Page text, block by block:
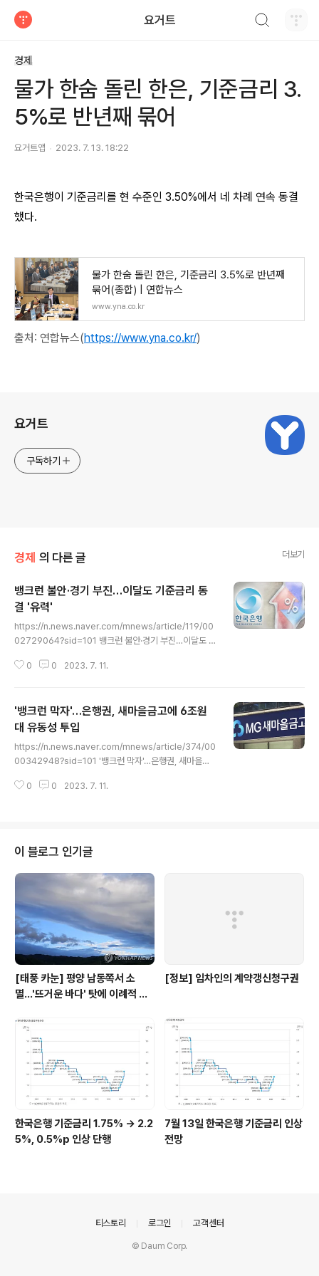
요거트
경제
물가 한숨 돌린 한은, 기준금리 3.
5%로 반년째 묶어
요거트앱 2023. 7. 13. 18:22
한국은행이 기준금리를 현 수준인 3.50%에서 네 차례 연속 동결
했다.
물가 한숨 돌린 한은, 기준금리 3.5%로 반년째
묶어(종합) | 연합뉴스
www.yna.co.kr
출처: 연합뉴스(https://www.yna.co.kr/)
요거트
구독하기
경제 의 다른 글 더보기
뱅크런 불안·경기 부진…이달도 기준금리 동
결 '유력'
https://n.news.naver.com/mnews/article/119/00
02729064?sid=101 뱅크런 불안·경기 부진…이달도 기
대로 유지하며 네 차례 연속 동결 기조를 이어갈 것으로 보
0 0 2023. 7. 11.
'뱅크런 막자'…은행권, 새마을금고에 6조원
대 유동성 투입
https://n.news.naver.com/mnews/article/374/00
00342948?sid=101 '뱅크런 막자'…은행권, 새마을금
인출) 사태 진화를 위해 주요 은행들이 약 6조원 이상의 단
0 0 2023. 7. 11.
이 블로그 인기글
[태풍 카눈] 평양 남동쪽서 소
멸…'뜨거운 바다' 탓에 이례적 긴
[정보] 임차인의 계약갱신청구권
한국은행 기준금리 1.75% → 2.2
5%, 0.5%p 인상 단행
7월 13일 한국은행 기준금리 인상
전망
티스토리 로그인 고객센터
© Daum Corp.